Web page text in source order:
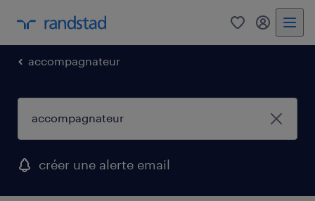
0 mon
accompagnateur
créer une alerte email